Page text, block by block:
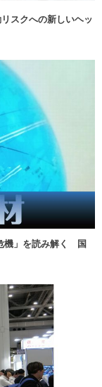
スクへの新しいヘッ
機」を読み解く 国